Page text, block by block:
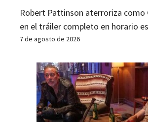
Robert Pattinson aterroriza como
en el tráiler completo en horario
7 de agosto de 2026